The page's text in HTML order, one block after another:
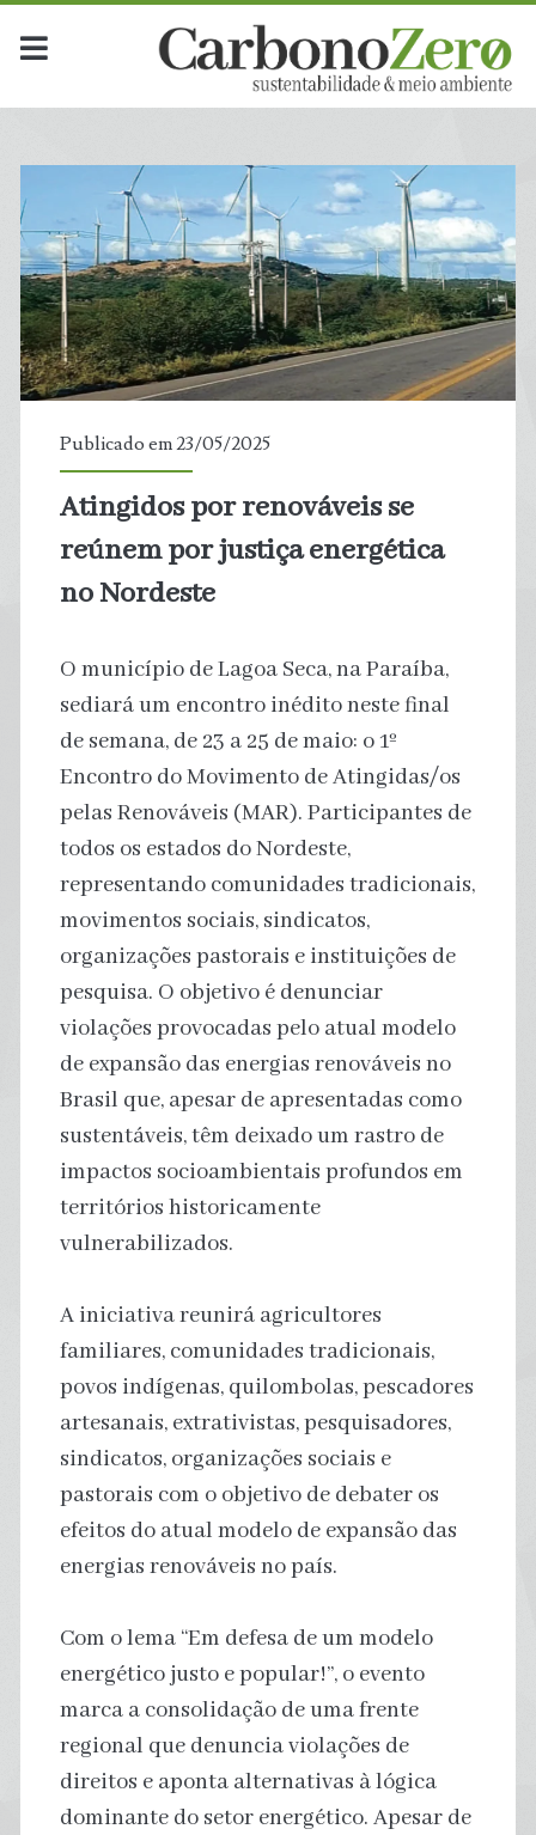
Publicado em 23/05/2025
Atingidos por renováveis se
reúnem por justiça energética
no Nordeste
O município de Lagoa Seca, na Paraíba,
sediará um encontro inédito neste final
de semana, de 23 a 25 de maio: o 1º
Encontro do Movimento de Atingidas/os
pelas Renováveis (MAR). Participantes de
todos os estados do Nordeste,
representando comunidades tradicionais,
movimentos sociais, sindicatos,
organizações pastorais e instituições de
pesquisa. O objetivo é denunciar
violações provocadas pelo atual modelo
de expansão das energias renováveis no
Brasil que, apesar de apresentadas como
sustentáveis, têm deixado um rastro de
impactos socioambientais profundos em
territórios historicamente
vulnerabilizados.
A iniciativa reunirá agricultores
familiares, comunidades tradicionais,
povos indígenas, quilombolas, pescadores
artesanais, extrativistas, pesquisadores,
sindicatos, organizações sociais e
pastorais com o objetivo de debater os
efeitos do atual modelo de expansão das
energias renováveis no país.
Com o lema “Em defesa de um modelo
energético justo e popular!”, o evento
marca a consolidação de uma frente
regional que denuncia violações de
direitos e aponta alternativas à lógica
dominante do setor energético. Apesar de